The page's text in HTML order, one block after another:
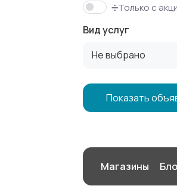
➗Только с
Вид услуг
Не выбрано
Показать
Магазины